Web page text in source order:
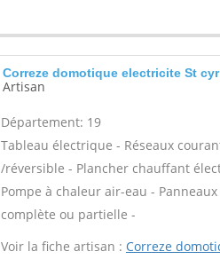
Correze domotique electricite St
Artisan
Département: 19
Tableau électrique - Réseaux
/réversible - Plancher chauffant
Pompe à chaleur air-eau -
complète ou partielle -
Voir la fiche artisan : Correze